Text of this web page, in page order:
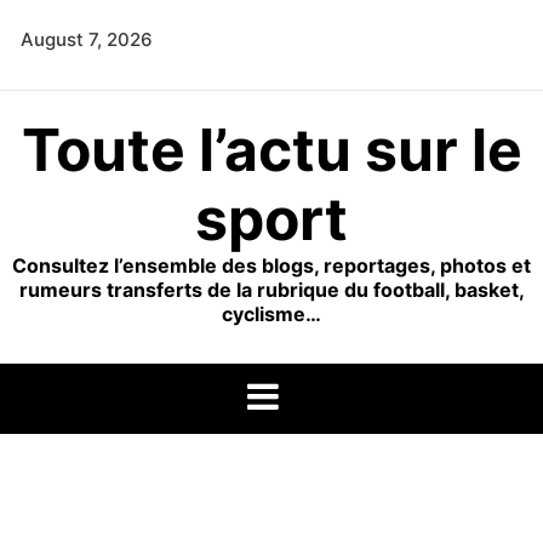
August 7, 2026
Toute l’actu sur le
sport
Consultez l’ensemble des blogs, reportages, photos et
rumeurs transferts de la rubrique du football, basket,
cyclisme…